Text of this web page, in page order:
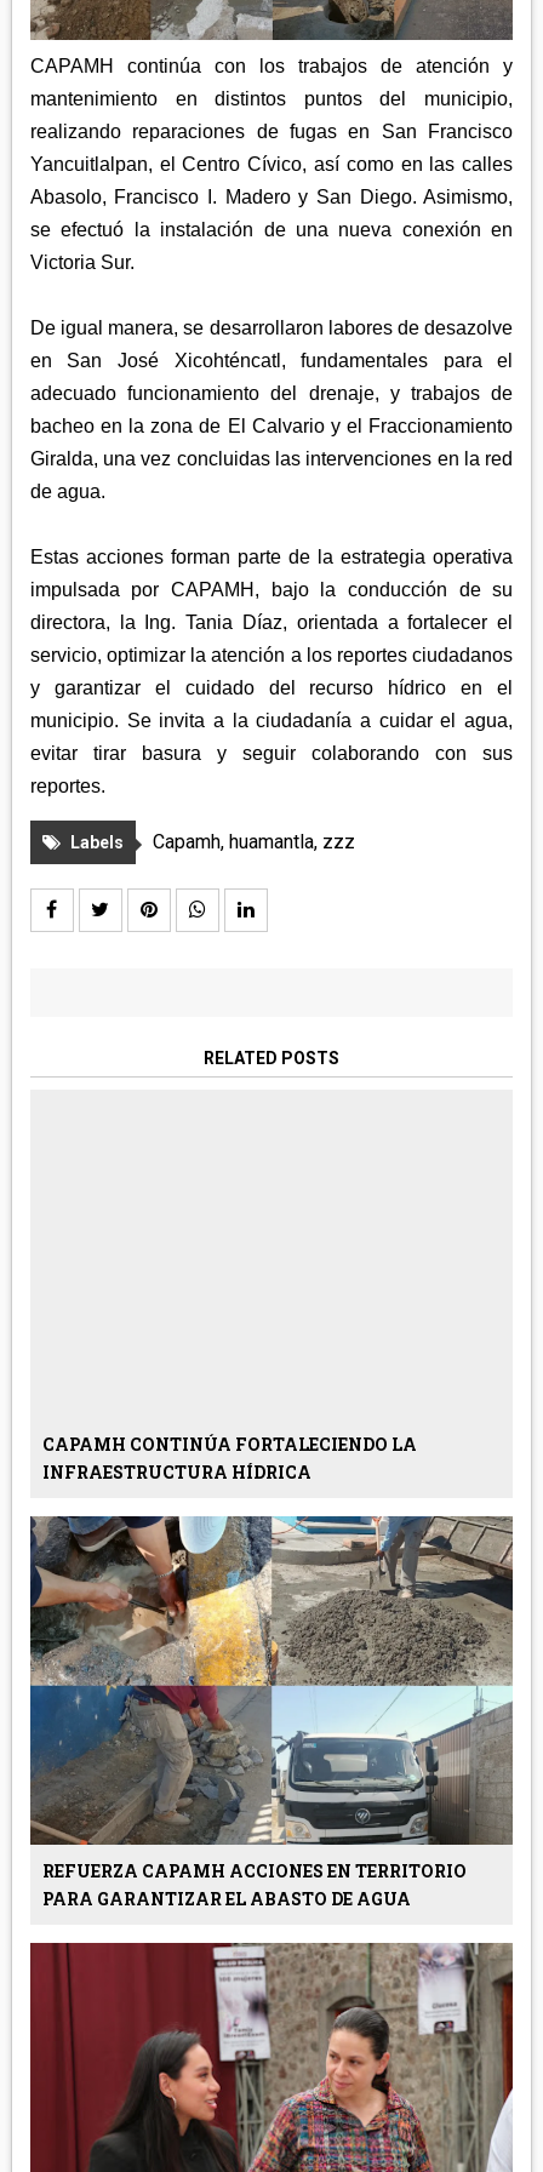
ZITLALTEPEC
TERRENATE
TLAXCO
XALOZTOC
CHIAUTEMPAN
CONTLA
PANOTLA
SAN PABLO DEL MONTE
ZACATELCO
REGIÓN PONIENTE
CALPULALPAN
NANACAMILPA
SANCTÓRUM
CAPAMH continúa con los trabajos de atención y
mantenimiento en distintos puntos del municipio,
realizando reparaciones de fugas en San Francisco
Yancuitlalpan, el Centro Cívico, así como en las calles
Abasolo, Francisco I. Madero y San Diego. Asimismo,
se efectuó la instalación de una nueva conexión en
Victoria Sur.
De igual manera, se desarrollaron labores de desazolve
en San José Xicohténcatl, fundamentales para el
adecuado funcionamiento del drenaje, y trabajos de
bacheo en la zona de El Calvario y el Fraccionamiento
Giralda, una vez concluidas las intervenciones en la red
de agua.
Estas acciones forman parte de la estrategia operativa
impulsada por CAPAMH, bajo la conducción de su
directora, la Ing. Tania Díaz, orientada a fortalecer el
servicio, optimizar la atención a los reportes ciudadanos
y garantizar el cuidado del recurso hídrico en el
municipio. Se invita a la ciudadanía a cuidar el agua,
evitar tirar basura y seguir colaborando con sus
reportes.
Labels Capamh, huamantla, zzz
RELATED POSTS
CAPAMH CONTINÚA FORTALECIENDO LA
INFRAESTRUCTURA HÍDRICA
REFUERZA CAPAMH ACCIONES EN TERRITORIO
PARA GARANTIZAR EL ABASTO DE AGUA